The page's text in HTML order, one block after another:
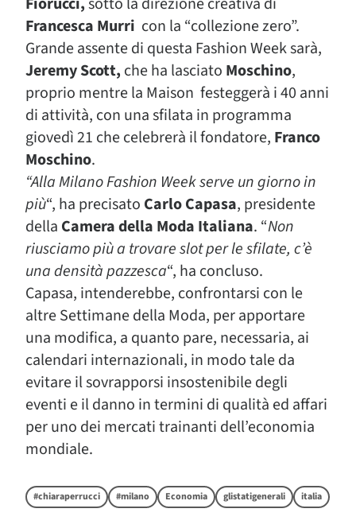
Francesca Murri con la “collezione zero”.
Grande assente di questa Fashion Week sarà,
Jeremy Scott, che ha lasciato Moschino,
proprio mentre la Maison festeggerà i 40 anni
di attività, con una sfilata in programma
giovedì 21 che celebrerà il fondatore, Franco
Moschino.
“Alla Milano Fashion Week serve un giorno in
più“, ha precisato Carlo Capasa, presidente
della Camera della Moda Italiana. “Non
riusciamo più a trovare slot per le sfilate, c’è
una densità pazzesca“, ha concluso.
Capasa, intenderebbe, confrontarsi con le
altre Settimane della Moda, per apportare
una modifica, a quanto pare, necessaria, ai
calendari internazionali, in modo tale da
evitare il sovrapporsi insostenibile degli
eventi e il danno in termini di qualità ed affari
per uno dei mercati trainanti dell’economia
mondiale.
#chiaraperrucci #milano Economia glistatigenerali italia